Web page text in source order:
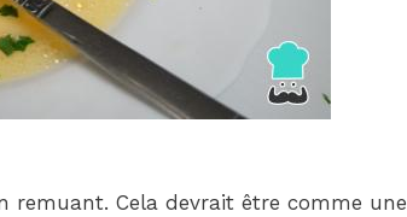
Cela devrait être comme une